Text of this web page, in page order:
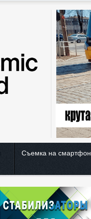
Съемка на смартфон